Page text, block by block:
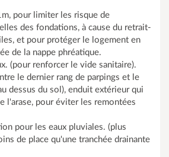
pour limiter les risque de
des fondations, à cause du retrait-
et pour protéger le logement en
de la nappe phréatique.
(pour renforcer le vide sanitaire).
le dernier rang de parpings et le
dessus du sol), enduit extérieur qui
l'arase, pour éviter les remontées
pour les eaux pluviales. (plus
de place qu'une tranchée drainante